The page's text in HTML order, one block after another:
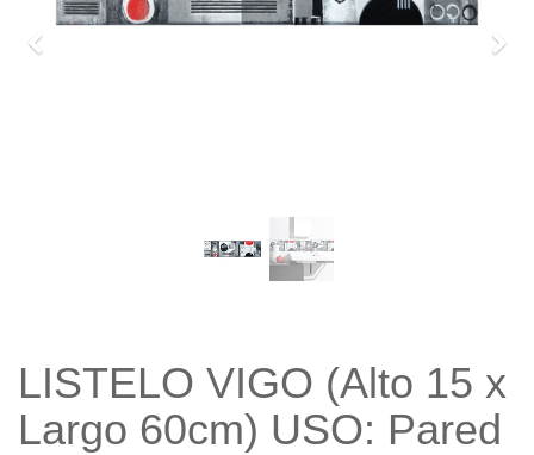
LISTELO VIGO (Alto 15 x
Largo 60cm) USO: Pared